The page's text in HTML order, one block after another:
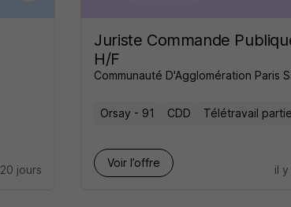
jours
Juriste Commande
H/F
Communauté D'Agglomération Paris
Orsay - 91 CDD Télétravail
Voir l’offre
il